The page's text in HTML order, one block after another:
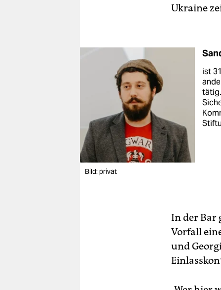
Ukraine
Bild: privat
ist
In der Bar
Vorfall
und